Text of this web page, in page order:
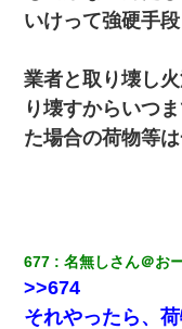
いけって強硬手
業者と取り壊し
り壊すからいつ
た場合の荷物等
677 名無しさん＠お
>>674
それやったら、